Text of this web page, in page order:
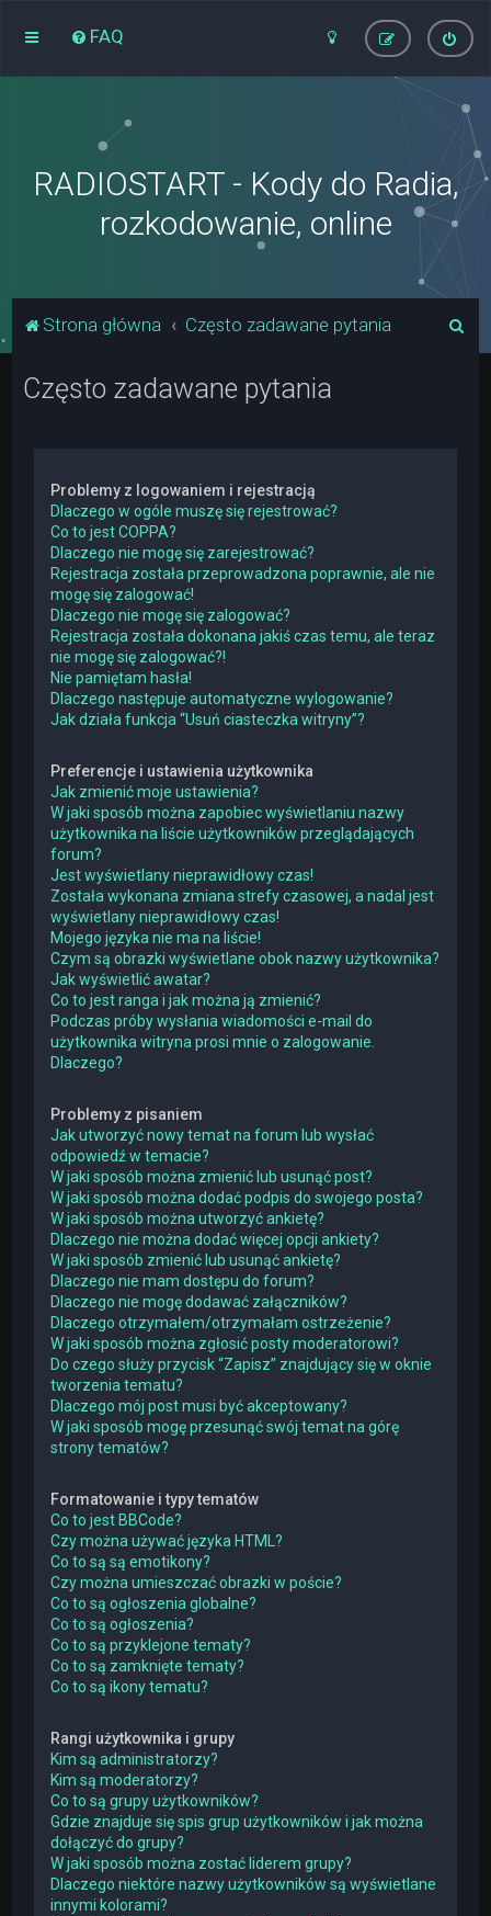
FAQ
RADIOSTART - Kody do Radia,
rozkodowanie, online
Strona główna Często zadawane pytania
Często zadawane pytania
Problemy z logowaniem i rejestracją
Dlaczego w ogóle muszę się rejestrować?
Co to jest COPPA?
Dlaczego nie mogę się zarejestrować?
Rejestracja została przeprowadzona poprawnie, ale nie
mogę się zalogować!
Dlaczego nie mogę się zalogować?
Rejestracja została dokonana jakiś czas temu, ale teraz
nie mogę się zalogować?!
Nie pamiętam hasła!
Dlaczego następuje automatyczne wylogowanie?
Jak działa funkcja “Usuń ciasteczka witryny”?
Preferencje i ustawienia użytkownika
Jak zmienić moje ustawienia?
W jaki sposób można zapobiec wyświetlaniu nazwy
użytkownika na liście użytkowników przeglądających
forum?
Jest wyświetlany nieprawidłowy czas!
Została wykonana zmiana strefy czasowej, a nadal jest
wyświetlany nieprawidłowy czas!
Mojego języka nie ma na liście!
Czym są obrazki wyświetlane obok nazwy użytkownika?
Jak wyświetlić awatar?
Co to jest ranga i jak można ją zmienić?
Podczas próby wysłania wiadomości e-mail do
użytkownika witryna prosi mnie o zalogowanie.
Dlaczego?
Problemy z pisaniem
Jak utworzyć nowy temat na forum lub wysłać
odpowiedź w temacie?
W jaki sposób można zmienić lub usunąć post?
W jaki sposób można dodać podpis do swojego posta?
W jaki sposób można utworzyć ankietę?
Dlaczego nie można dodać więcej opcji ankiety?
W jaki sposób zmienić lub usunąć ankietę?
Dlaczego nie mam dostępu do forum?
Dlaczego nie mogę dodawać załączników?
Dlaczego otrzymałem/otrzymałam ostrzeżenie?
W jaki sposób można zgłosić posty moderatorowi?
Do czego służy przycisk “Zapisz” znajdujący się w oknie
tworzenia tematu?
Dlaczego mój post musi być akceptowany?
W jaki sposób mogę przesunąć swój temat na górę
strony tematów?
Formatowanie i typy tematów
Co to jest BBCode?
Czy można używać języka HTML?
Co to są są emotikony?
Czy można umieszczać obrazki w poście?
Co to są ogłoszenia globalne?
Co to są ogłoszenia?
Co to są przyklejone tematy?
Co to są zamknięte tematy?
Co to są ikony tematu?
Rangi użytkownika i grupy
Kim są administratorzy?
Kim są moderatorzy?
Co to są grupy użytkowników?
Gdzie znajduje się spis grup użytkowników i jak można
dołączyć do grupy?
W jaki sposób można zostać liderem grupy?
Dlaczego niektóre nazwy użytkowników są wyświetlane
innymi kolorami?